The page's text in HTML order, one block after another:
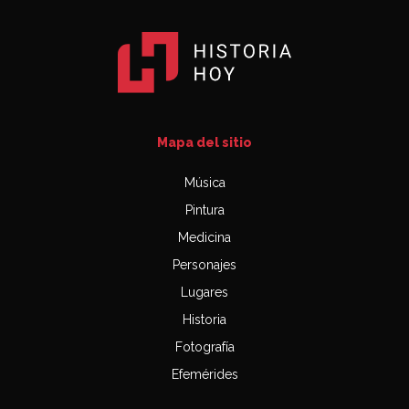
Mapa del sitio
Música
Pintura
Medicina
Personajes
Lugares
Historia
Fotografía
Efemérides